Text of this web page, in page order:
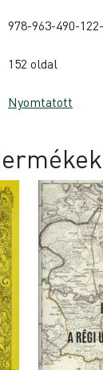
978-963-490-
152 oldal
Nyomtatott